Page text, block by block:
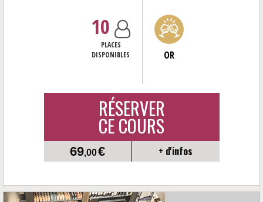
10
PLACES
DISPONIBLES
OR
RÉSERVER
CE COURS
69,00€ + d'infos